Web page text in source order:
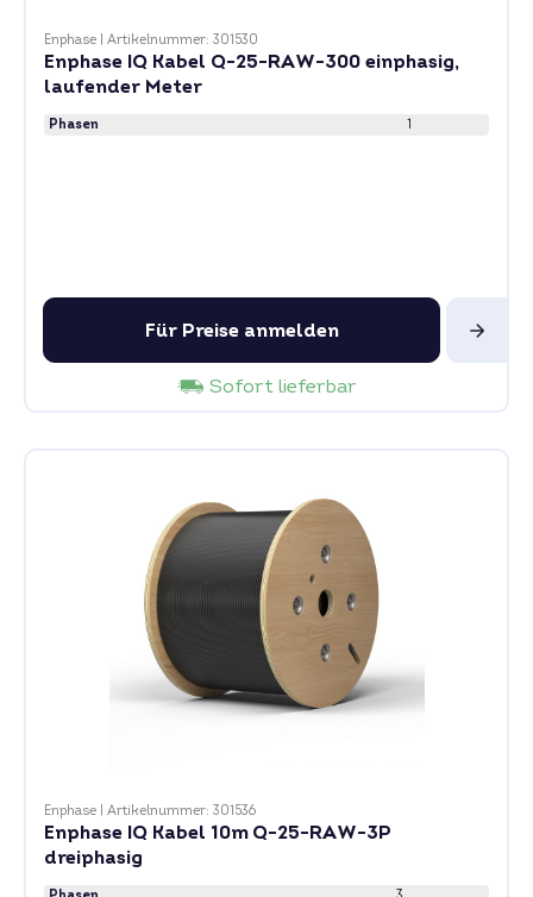
Enphase Artikelnummer: 301530
Enphase IQ Kabel Q-25-RAW-300 einphasig,
laufender Meter
Phasen 1
Für Preise anmelden
Sofort lieferbar
Enphase Artikelnummer: 301536
Enphase IQ Kabel 10m Q-25-RAW-3P
dreiphasig